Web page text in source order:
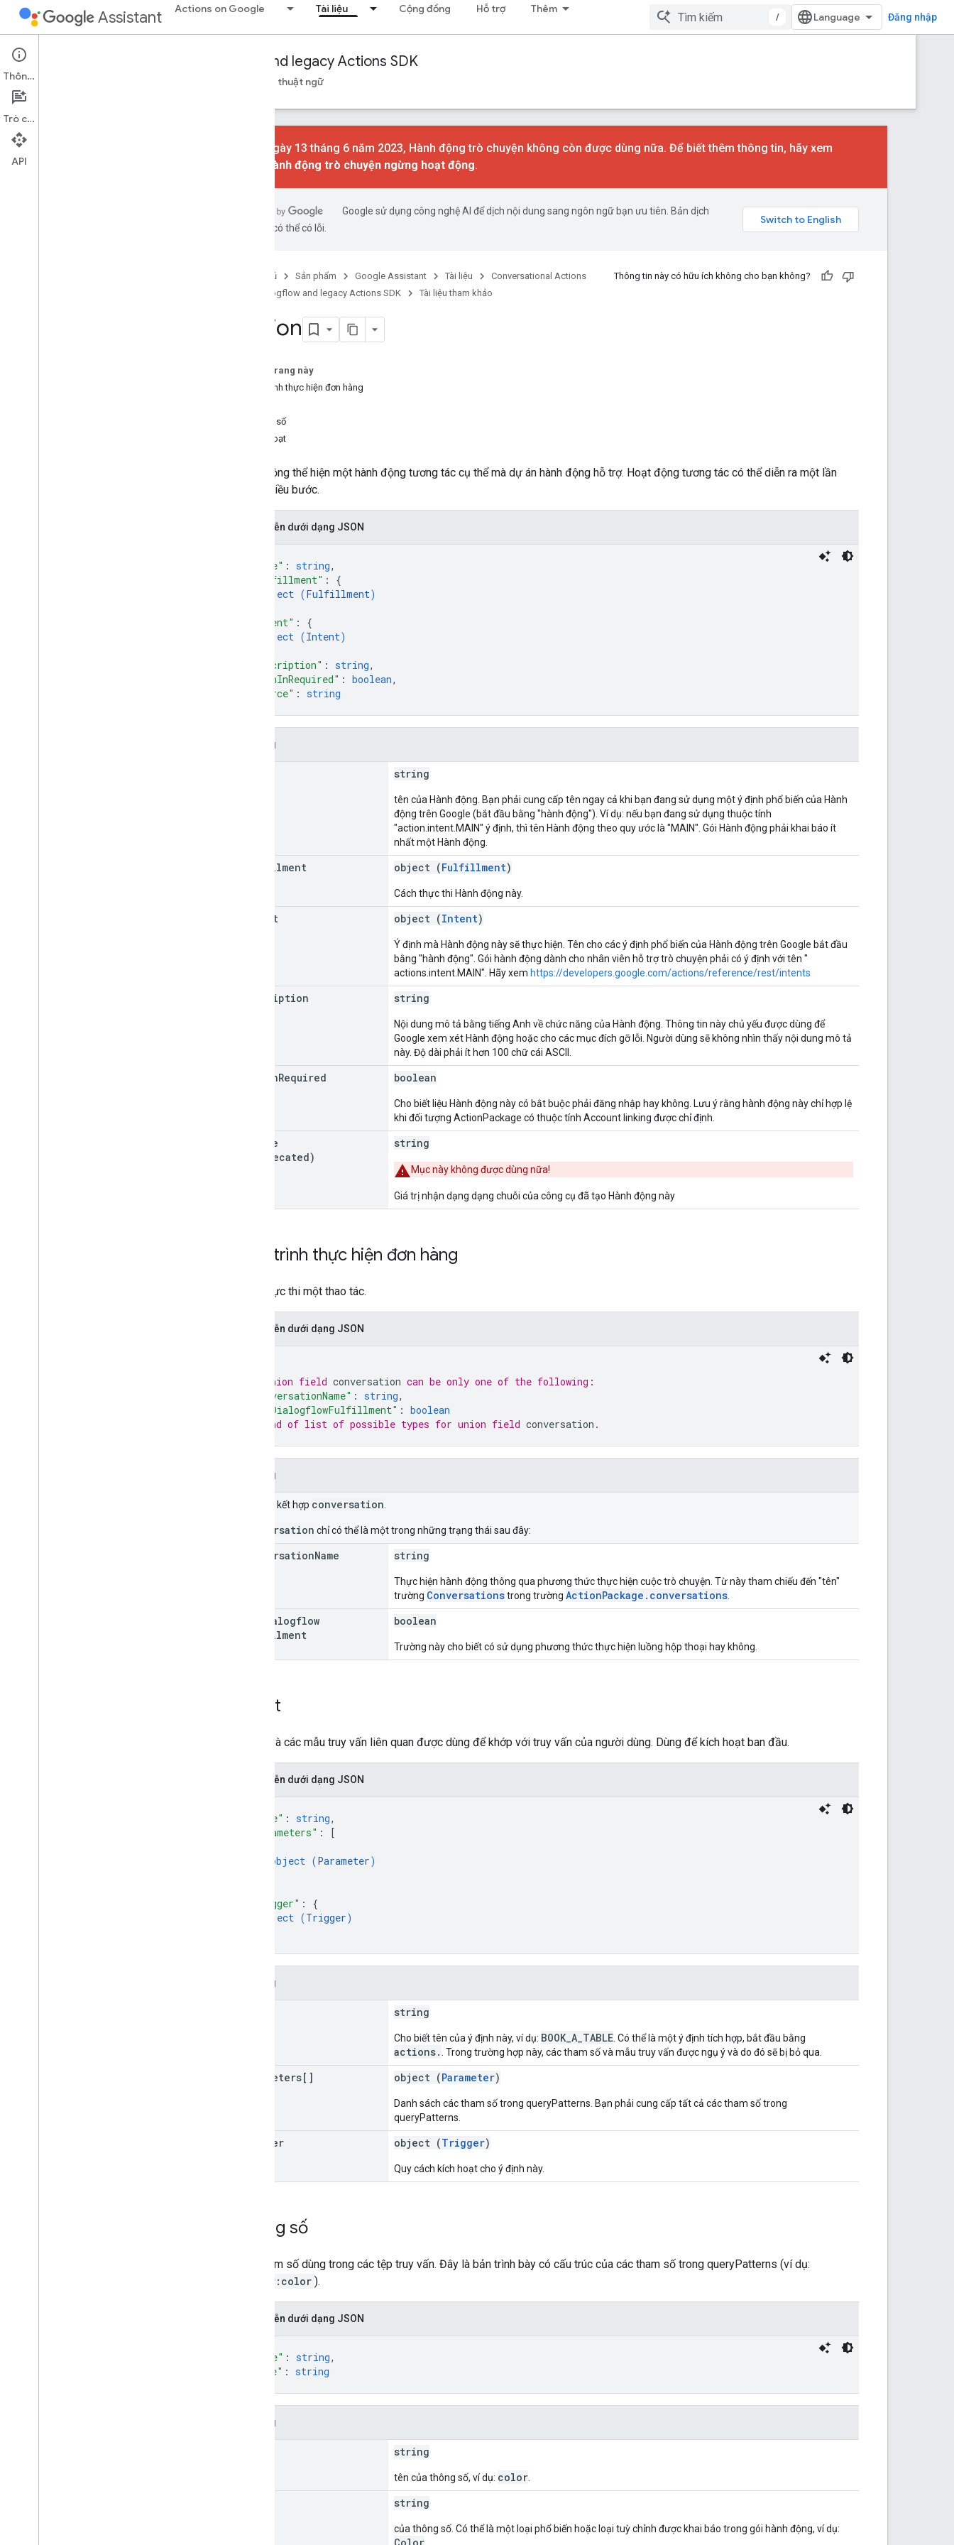
Assistant Actions on Google Tài liệu Cộng đồng Hỗ trợ Thêm
/ Đăng nhập
Conversational Actions Dialogflow and legacy Actions SDK
Hướng dẫn Bảng thuật ngữ
Kể từ ngày 13 tháng 6 năm 2023, Hành động trò chuyện không còn được dùng nữa. Để biết thêm thông tin, hãy xem
Hành động trò chuyện ngừng hoạt động.
Google sử dụng công nghệ AI để dịch nội dung sang ngôn ngữ bạn ưu tiên. Bản dịch
bằng AI có thể có lỗi.
Trang chủ Sản phẩm Google Assistant Tài liệu
Conversational Actions
Dialogflow and legacy Actions SDK
Tài liệu tham khảo
Thông tin này có hữu ích không cho bạn không?
Action
Trên trang này
Quy trình thực hiện đơn hàng
Thông số
Kích hoạt
Hành động thể hiện một hành động tương tác cụ thể mà dự án hành động hỗ trợ. Hoạt động tương tác có thể diễn ra một lần
hoặc nhiều bước.
Biểu diễn dưới dạng JSON
"name" : string,
"fulfillment" : {
object (Fulfillment)
"intent" : {
object (Intent)
"description" : string,
"signInRequired" : boolean,
"source" : string
Trường
string
tên của Hành động. Bạn phải cung cấp tên ngay cả khi bạn đang sử dụng một ý định phổ biến của Hành
động trên Google (bắt đầu bằng "hành động"). Ví dụ: nếu bạn đang sử dụng thuộc tính
"action.intent.MAIN" ý định, thì tên Hành động theo quy ước là "MAIN". Gói Hành động phải khai báo ít
nhất một Hành động.
fulfillment object (Fulfillment)
Cách thực thi Hành động này.
intent object (Intent)
Ý định mà Hành động này sẽ thực hiện. Tên cho các ý định phổ biến của Hành động trên Google bắt đầu
bằng "hành động". Gói hành động dành cho nhân viên hỗ trợ trò chuyện phải có ý định với tên "
actions.intent.MAIN". Hãy xem https://developers.google.com/actions/reference/rest/intents
description string
Nội dung mô tả bằng tiếng Anh về chức năng của Hành động. Thông tin này chủ yếu được dùng để
Google xem xét Hành động hoặc cho các mục đích gỡ lỗi. Người dùng sẽ không nhìn thấy nội dung mô tả
này. Độ dài phải ít hơn 100 chữ cái ASCII.
InRequired boolean
Cho biết liệu Hành động này có bắt buộc phải đăng nhập hay không. Lưu ý rằng hành động này chỉ hợp lệ
khi đối tượng ActionPackage có thuộc tính Account linking được chỉ định.
source
(deprecated)
string
Mục này không được dùng nữa!
Giá trị nhận dạng dạng chuỗi của công cụ đã tạo Hành động này
Quy trình thực hiện đơn hàng
Cách thực thi một thao tác.
Biểu diễn dưới dạng JSON
// Union field conversation can be only one of the following:
"conversationName" : string,
"useDialogflowFulfillment" : boolean
// End of list of possible types for union field conversation .
Trường
Trường kết hợp conversation
conversation chỉ có thể là một trong những trạng thái sau đây:
conversationName string
Thực hiện hành động thông qua phương thức thực hiện cuộc trò chuyện. Từ này tham chiếu đến "tên"
trường Conversationstrong trường ActionPackage.conversations
Dialogflow
Fulfillment
boolean
Trường này cho biết có sử dụng phương thức thực hiện luồng hộp thoại hay không.
Intent
Ý định và các mẫu truy vấn liên quan được dùng để khớp với truy vấn của người dùng. Dùng để kích hoạt ban đầu.
Biểu diễn dưới dạng JSON
"name" : string,
"parameters" :
[
object (Parameter)
"trigger" : {
object (Trigger)
Trường
string
Cho biết tên của ý định này, ví dụ: BOOK_A_TABLE . Có thể là một ý định tích hợp, bắt đầu bằng
actions. . Trong trường hợp này, các tham số và mẫu truy vấn được ngụ ý và do đó sẽ bị bỏ qua.
parameters[] object (Parameter)
Danh sách các tham số trong queryPatterns. Bạn phải cung cấp tất cả các tham số trong
queryPatterns.
trigger object (Trigger)
Quy cách kích hoạt cho ý định này.
Thông số
Một tham số dùng trong các tệp truy vấn. Đây là bản trình bày có cấu trúc của các tham số trong queryPatterns (ví dụ:
$Color:color ).
Biểu diễn dưới dạng JSON
"name" : string,
"type" : string
Trường
string
tên của thông số, ví dụ: color
string
của thông số. Có thể là một loại phổ biến hoặc loại tuỳ chỉnh được khai báo trong gói hành động, ví dụ:
Thông tin
Trò chuyện
API